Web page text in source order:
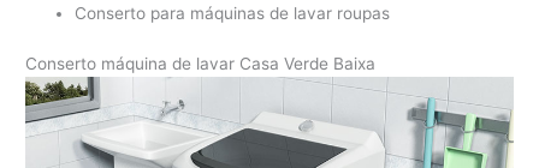
Conserto para máquinas de lavar roupas
Conserto máquina de lavar Casa Verde Baixa